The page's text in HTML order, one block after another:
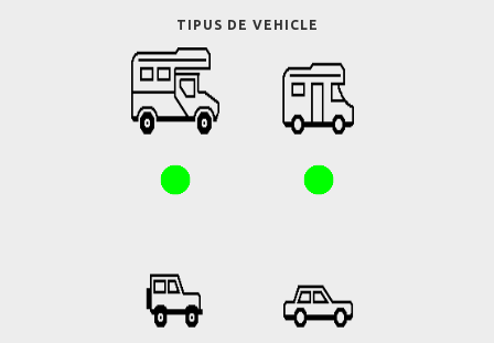
TIPUS DE VEHICLE